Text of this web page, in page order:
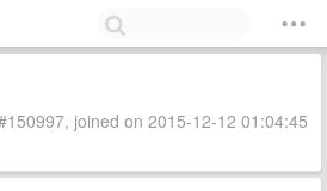
joined on 2015-12-12 01:04:45